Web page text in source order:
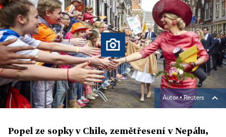
Autor ▪Reuters
Popel ze sopky v Chile, zemětřesení v Nepálu,